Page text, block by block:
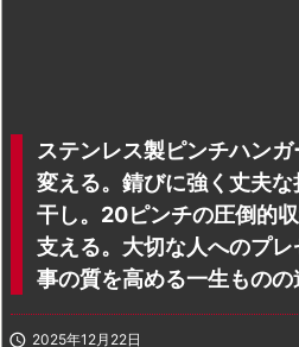
ステンレス製ピンチハン
変える。錆びに強く丈夫
干し。20ピンチの圧倒的
支える。大切な人へのプ
事の質を高める一生ものの
 2025年12月22日